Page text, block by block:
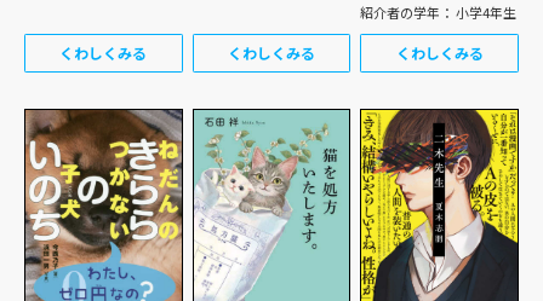
くわしくみる くわしくみる
紹介者の学年： 小学4年生
くわしくみる